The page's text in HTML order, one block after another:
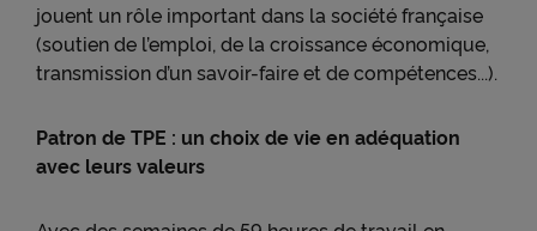
jouent un rôle important dans la société française
(soutien de l’emploi, de la croissance économique,
transmission d’un savoir-faire et de compétences...).
Patron de TPE : un choix de vie en adéquation
avec leurs valeurs